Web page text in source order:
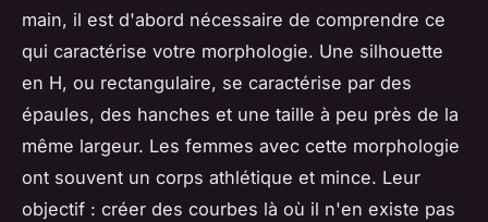
main, il est d'abord nécessaire de comprendre ce
qui caractérise votre morphologie. Une silhouette
en H, ou rectangulaire, se caractérise par des
épaules, des hanches et une taille à peu près de la
même largeur. Les femmes avec cette morphologie
ont souvent un corps athlétique et mince. Leur
objectif : créer des courbes là où il n'en existe pas